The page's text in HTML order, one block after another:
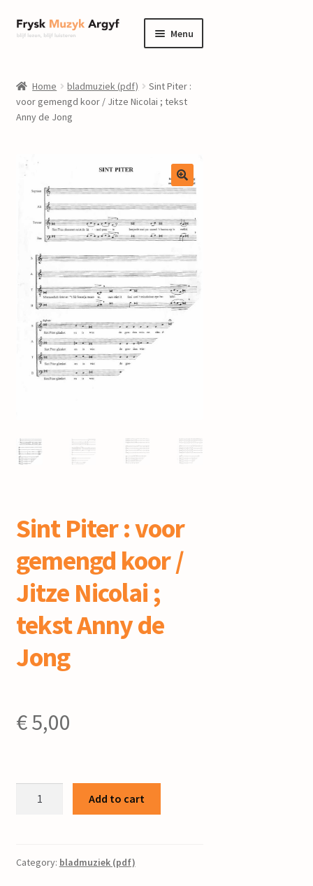
Ga
door
navigatie
Ga
naar
inhoud
Menu
informatie
Submenu
Componisten
nieuws
events
contact
mijn account
Home bladmuziek (pdf)
Sint Piter :
voor gemengd koor / Jitze Nicolai ; tekst
Anny de Jong
Sint Piter : voor
gemengd koor /
Jitze Nicolai ;
tekst Anny de
Jong
€5,00
gemengd
Add to cart
Category: bladmuziek (pdf)